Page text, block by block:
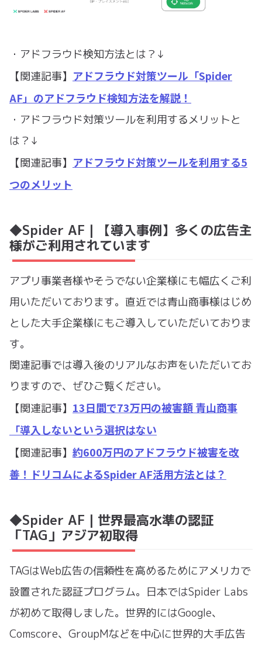
・アドフラウド検知方法とは？↓
【関連記事】 アドフラウド対策ツール「Spider
AF」のアドフラウド検知方法を解説！
・アドフラウド対策ツールを利用するメリットと
は？↓
【関連記事】 アドフラウド対策ツールを利用する5
つのメリット
◆Spider AF｜【導入事例】多くの広告主
様がご利用されています
アプリ事業者様やそうでない企業様にも幅広くご利
用いただいております。直近では青山商事様はじめ
とした大手企業様にもご導入していただいておりま
す。
関連記事では導入後のリアルなお声をいただいてお
りますので、ぜひご覧ください。
【関連記事】 13日間で73万円の被害額 青山商事
「導入しないという選択はない
【関連記事】 約600万円のアドフラウド被害を改
善！ドリコムによるSpider AF活用方法とは？
◆Spider AF｜世界最高水準の認証
「TAG」アジア初取得
TAGはWeb広告の信頼性を高めるためにアメリカで
設置された認証プログラム。日本ではSpider Labs
が初めて取得しました。世界的にはGoogle、
Comscore、GroupMなどを中心に世界的大手広告